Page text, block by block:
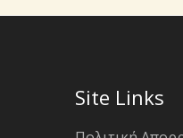
Site Links